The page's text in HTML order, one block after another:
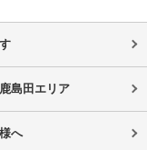
島田エリア
へ